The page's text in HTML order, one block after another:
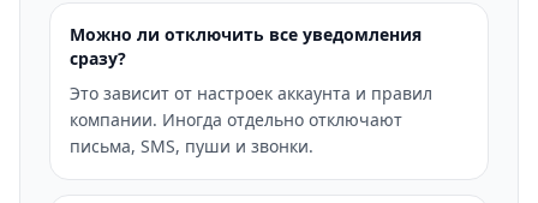
Можно ли отключить все уведомления
сразу?
Это зависит от настроек аккаунта и правил
компании. Иногда отдельно отключают
письма, SMS, пуши и звонки.